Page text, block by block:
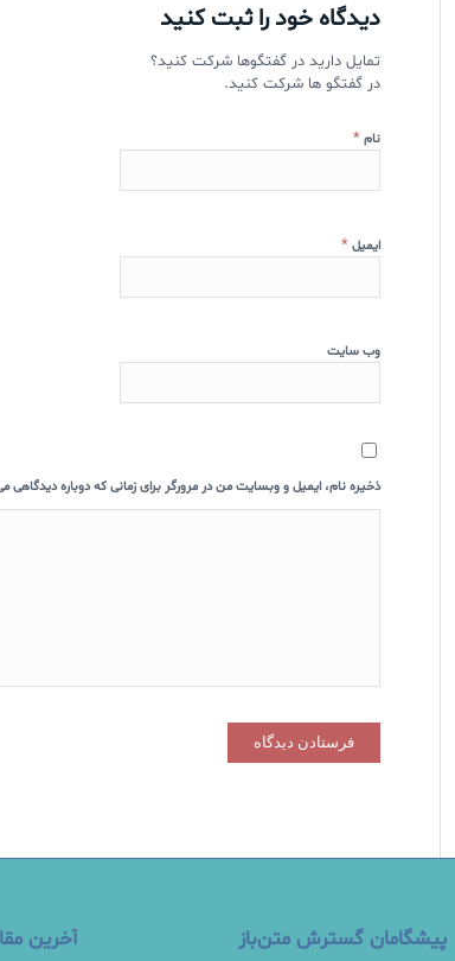
دیدگاه خود را ثبت کنید
تمایل دارید در گفتگوها شرکت کنید؟
در گفتگو ها شرکت کنید.
نام *
ایمیل *
وب‌ سایت
ذخیره نام، ایمیل و وبسایت من در مرورگر برای زمانی که دوباره دیدگاهی
پیشگامان گسترش متن‌باز آخرین